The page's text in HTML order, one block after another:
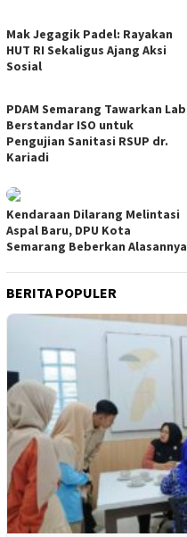
Mak Jegagik Padel: Rayakan
HUT RI Sekaligus Ajang Aksi
Sosial
PDAM Semarang Tawarkan Lab
Berstandar ISO untuk
Pengujian Sanitasi RSUP dr.
Kariadi
Kendaraan Dilarang Melintasi
Aspal Baru, DPU Kota
Semarang Beberkan Alasannya
BERITA POPULER